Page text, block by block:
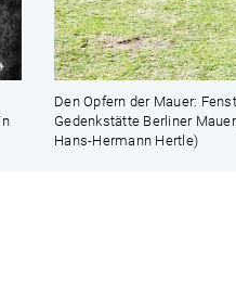
Den Opfern der Mauer:
Gedenkstätte Berliner
Hans-Hermann Hertle)